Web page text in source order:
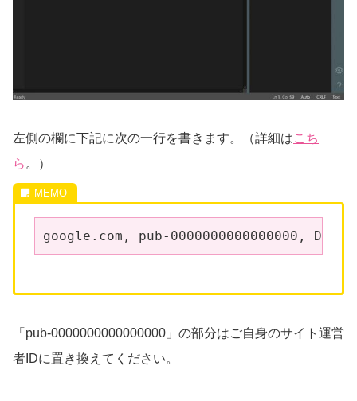
左側の欄に下記に次の一行を書きます。（詳細はこち
ら 。）
google.com, pub-0000000000000000,
「pub-0000000000000000」の部分はご自身のサイト運営
者IDに置き換えてください。